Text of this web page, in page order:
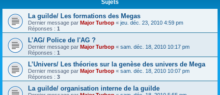
Sujets
La guilde/ Les formations des Megas
Dernier message par Major Turbop « jeu. déc. 23, 2010 4:59 pm
Réponses : 1
L’AG/ Police de l'AG ?
Dernier message par Major Turbop « sam. déc. 18, 2010 10:17 pm
Réponses : 1
L’Univers/ Les théories sur la genèse des univers de Mega
Dernier message par Major Turbop « sam. déc. 18, 2010 10:07 pm
Réponses : 3
La guilde/ organisation interne de la guilde